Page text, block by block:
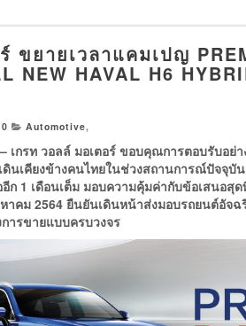
ขยายเวลาแคมเปญ
NEW HAVAL H6
0 Automotive,
เกรท วอลล์ มอเตอร์ ขอบคุณการตอบรับอย่
ดินเคียงข้างคนไทยในช่วงสถานการณ์ปัจจุบั
ก 1 เดือนเต็ม มอบความคุ้มค่ากับข้อเสนอสุ
าคม 2564 ยืนยันเดินหน้าส่งมอบรถยนต์อัจ
ารขายแบบครบวงจร